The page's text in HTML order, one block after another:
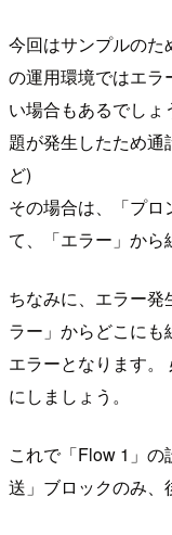
今回はサンプルの
の運用環境ではエラ
い場合もあるでし
題が発生したため
ど)
その場合は、「プ
て、「エラー」から
ちなみに、エラー
ラー」からどこに
エラーとなります。
にしましょう。
これで「Flow 1」
送」ブロックのみ、